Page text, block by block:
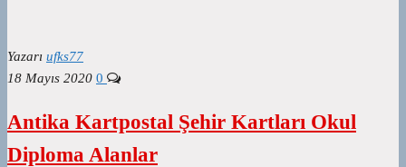
Yazarı ufks77
18 Mayıs 2020 0
Antika Kartpostal Şehir Kartları Okul
Diploma Alanlar